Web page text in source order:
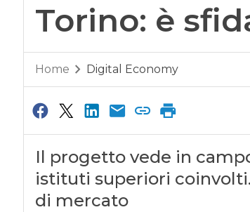
Torino: è
Home Digital Economy
Il progetto vede in
istituti superiori
di mercato